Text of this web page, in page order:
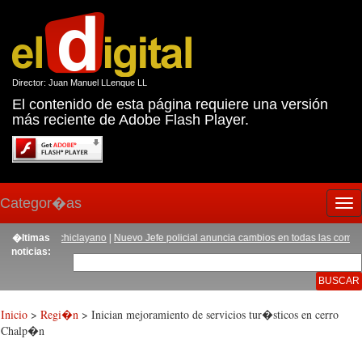
Director: Juan Manuel LLenque LL
El contenido de esta página requiere una versión
más reciente de Adobe Flash Player.
Categor�as
�ltimas
noticias:
chiclayano |Nuevo Jefe policial anuncia cambios en todas las comisar�as
Inicio > Regi�n > Inician mejoramiento de servicios tur�sticos en cerro
Chalp�n